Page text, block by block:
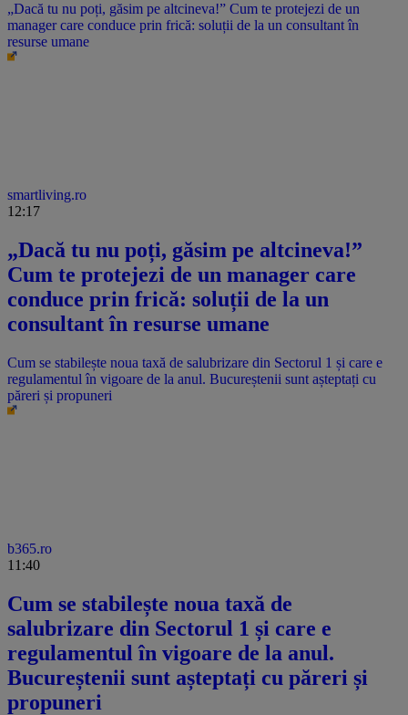
„Dacă tu nu poți, găsim pe altcineva!” Cum te protejezi de un
manager care conduce prin frică: soluții de la un consultant în
resurse umane
smartliving.ro
12:17
„Dacă tu nu poți, găsim pe altcineva!”
Cum te protejezi de un manager care
conduce prin frică: soluții de la un
consultant în resurse umane
Cum se stabilește noua taxă de salubrizare din Sectorul 1 și care e
regulamentul în vigoare de la anul. Bucureștenii sunt așteptați cu
păreri și propuneri
b365.ro
11:40
Cum se stabilește noua taxă de
salubrizare din Sectorul 1 și care e
regulamentul în vigoare de la anul.
Bucureștenii sunt așteptați cu păreri și
propuneri